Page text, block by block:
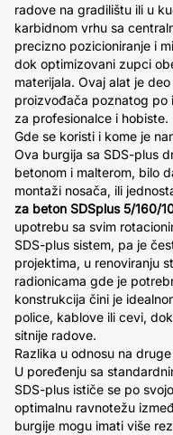
radove na gradilištu ili u
karbidnom vrhu sa
precizno pozicioniranje i
dok optimizovani zupci
materijala. Ovaj alat je
proizvođača poznatog po
za profesionalce i hobiste.
Gde se koristi i kome je
Ova burgija sa SDS-plus
betonom i malterom, bilo
montaži nosača, ili
za beton SDSplus 5/160/
upotrebu sa svim
SDS-plus sistem, pa je
projektima, u renoviranju
radionicama gde je
konstrukcija čini je
police, kablove ili cevi,
sitnije radove.
Razlika u odnosu na
U poređenju sa
SDS-plus ističe se po
optimalnu ravnotežu
burgije mogu imati više